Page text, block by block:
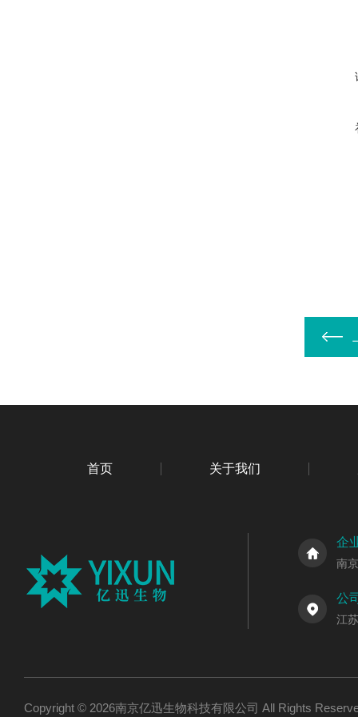
首页 关于我们
企
南
公
江
Copyright © 2026南京亿迅生物科技有限公司 All Rights